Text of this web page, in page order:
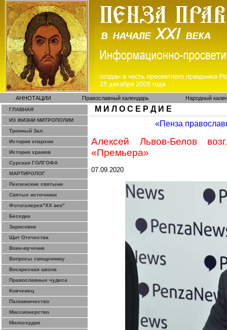
АННОТАЦИИ Православный календарь Народный
ГЛАВНАЯ
ИЗ ЖИЗНИ МИТРОПОЛИИ
Тронный Зал
История епархии
История храмов
Сурская ГОЛГОФА
МАРТИРОЛОГ
Пензенские святыни
Святые источники
Фотогалерея"ХХ век"
Беседка
Зарисовки
Щит Отечества
Воин-мученик
Вопросы священнику
Воскресная школа
Православные чудеса
Ковчежец
Паломничество
Миссионерство
Милосердие
М И Л О С Е Р Д И Е
«Пенза
Алексей Львов-Белов
«Премьера»
07.09.2020